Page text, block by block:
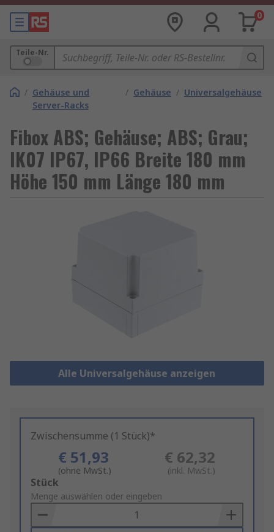
0
Teile-Nr.
/ Gehäuse und
Server-Racks
/ Gehäuse / Universalgehäuse
Fibox ABS; Gehäuse; ABS; Grau;
IK07 IP67, IP66 Breite 180 mm
Höhe 150 mm Länge 180 mm
Alle Universalgehäuse anzeigen
Zwischensumme (1 Stück)*
€ 51,93
(ohne MwSt.)
€ 62,32
(inkl. MwSt.)
Add
to
Basket
Stück
Menge auswählen oder eingeben